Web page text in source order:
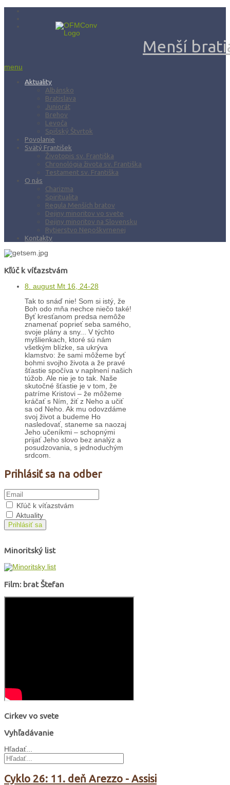
Menší
menu
Aktuality
Albánsko
Bratislava
Juniorát
Brehov
Levoča
Spišský Štvrtok
Povolanie
Svätý František
Životopis sv. Františka
Chronológia života sv. Františka
Testament sv. Františka
O nás
Charizma
Spiritualita
Regula Menších bratov
Dejiny minoritov vo svete
Dejiny minoritov na Slovensku
Rytierstvo Nepoškvrnenej
Kontakty
Kľúč k víťazstvám
8. august Mt 16, 24-28
Tak to snáď nie! Som si istý, že
Boh odo mňa nechce niečo také!
Byť kresťanom predsa nemôže
znamenať poprieť seba samého,
svoje plány a sny... V týchto
myšlienkach, ktoré sú nám
všetkým blízke, sa ukrýva
klamstvo: že sami môžeme byť
bohmi svojho života a že pravé
šťastie spočíva v naplnení našich
túžob. Ale nie je to tak. Naše
skutočné šťastie je v tom, že
patríme Kristovi – že môžeme
kráčať s Ním, žiť z Neho a učiť
sa od Neho. Ak mu odovzdáme
svoj život a budeme Ho
nasledovať, staneme sa naozaj
Jeho učeníkmi – schopnými
prijať Jeho slovo bez analýz a
posudzovania, s jednoduchým
srdcom.
Prihlásiť sa na odber
Kľúč k víťazstvám
Aktuality
Prihlásiť sa
Minoritský list
Film: brat Štefan
Cirkev vo svete
Vyhľadávanie
Hľadať...
Cyklo 26: 11. deň Arezzo - Assisi